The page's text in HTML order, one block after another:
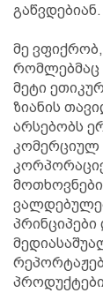
გაწვდებიან.
მე
რომლებმაც
მეტი
ზიანის
არსებობს
კომერციულ